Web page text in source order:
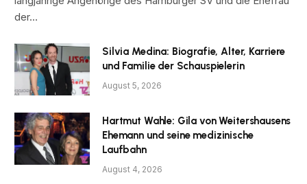
der…
Silvia Medina: Biografie, Alter, Karriere
und Familie der Schauspielerin
August 5, 2026
Hartmut Wahle: Gila von Weitershausens
Ehemann und seine medizinische
Laufbahn
August 4, 2026